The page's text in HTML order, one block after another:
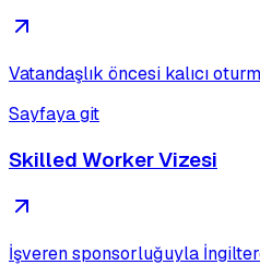
Vatandaşlık öncesi kalıcı
Sayfaya git
Skilled Worker Vizesi
İşveren sponsorluğuyla